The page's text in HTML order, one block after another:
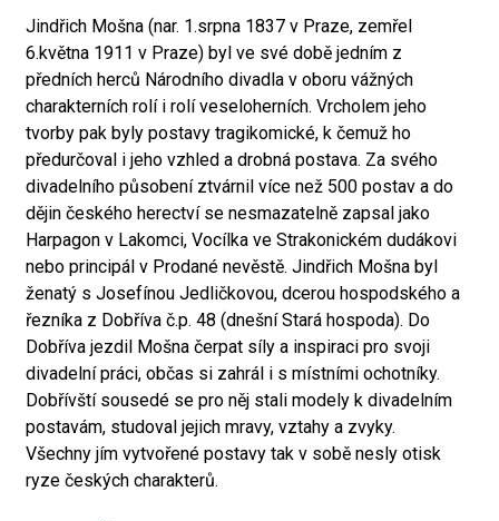
Jindřich Mošna (nar. 1.srpna 1837 v Praze, zemřel
6.května 1911 v Praze) byl ve své době jedním z
předních herců Národního divadla v oboru vážných
charakterních rolí i rolí veseloherních. Vrcholem jeho
tvorby pak byly postavy tragikomické, k čemuž ho
předurčoval i jeho vzhled a drobná postava. Za svého
divadelního působení ztvárnil více než 500 postav a do
dějin českého herectví se nesmazatelně zapsal jako
Harpagon v Lakomci, Vocílka ve Strakonickém dudákovi
nebo principál v Prodané nevěstě. Jindřich Mošna byl
ženatý s Josefínou Jedličkovou, dcerou hospodského a
řezníka z Dobříva č.p. 48 (dnešní Stará hospoda). Do
Dobříva jezdil Mošna čerpat síly a inspiraci pro svoji
divadelní práci, občas si zahrál i s místními ochotníky.
Dobřívští sousedé se pro něj stali modely k divadelním
postavám, studoval jejich mravy, vztahy a zvyky.
Všechny jím vytvořené postavy tak v sobě nesly otisk
ryze českých charakterů.